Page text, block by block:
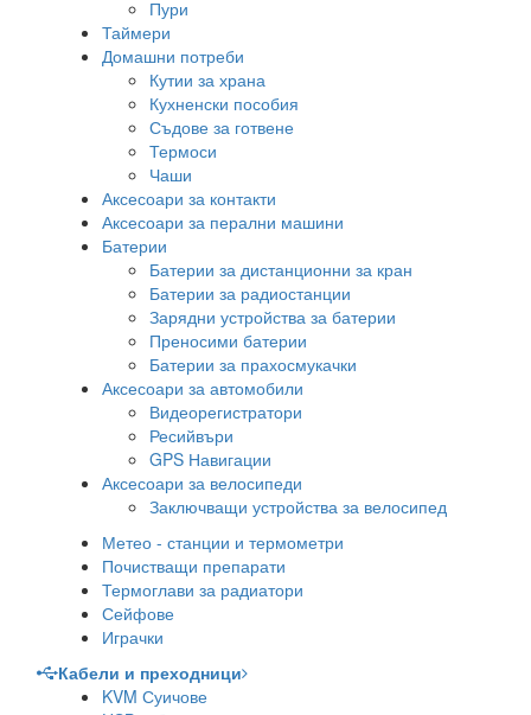
Пури
Таймери
Домашни потреби
Кутии за храна
Кухненски пособия
Съдове за готвене
Термоси
Чаши
Аксесоари за контакти
Аксесоари за перални машини
Батерии
Батерии за дистанционни за кран
Батерии за радиостанции
Зарядни устройства за батерии
Преносими батерии
Батерии за прахосмукачки
Аксесоари за автомобили
Видеорегистратори
Ресийвъри
GPS Навигации
Аксесоари за велосипеди
Заключващи устройства за велосипед
Метео - станции и термометри
Почистващи препарати
Термоглави за радиатори
Сейфове
Играчки
Кабели и преходници
KVM Суичове